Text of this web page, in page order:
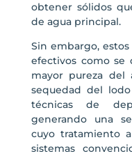
obtener sólidos
de agua principal.
Sin embargo,
efectivos como se
mayor pureza del
sequedad del
técnicas de
generando una
cuyo tratamiento
sistemas